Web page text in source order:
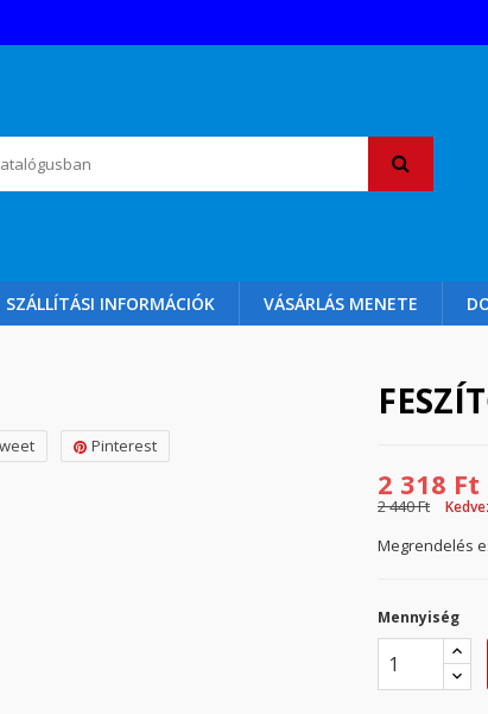
SZÁLLÍTÁSI INFORMÁCIÓK VÁSÁRLÁS MENETE
Pinterest
2 318 Ft
2 440 Ft
Megrendelés
Mennyiség